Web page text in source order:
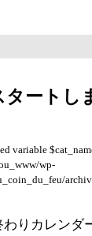
タートし
variable
wp-
わりカレンダ